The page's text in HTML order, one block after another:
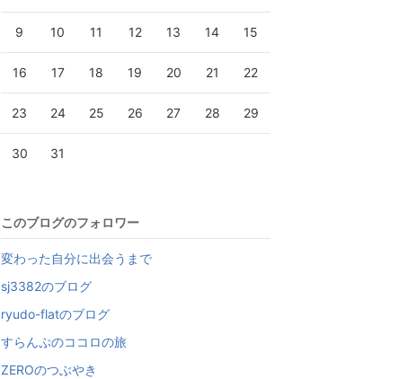
9 10 11 12 13 14 15
16 17 18 19 20 21 22
23 24 25 26 27 28 29
30 31
このブログのフォロワー
変わった自分に出会うまで
sj3382のブログ
ryudo-flatのブログ
すらんぷのココロの旅
ZEROのつぶやき